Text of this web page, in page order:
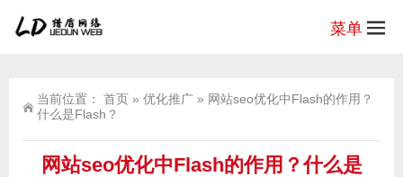
菜单
当前位置： 首页 » 优化推广 » 网站seo优化中Flash的作用？
什么是Flash？
网站seo优化中Flash的作用？什么是